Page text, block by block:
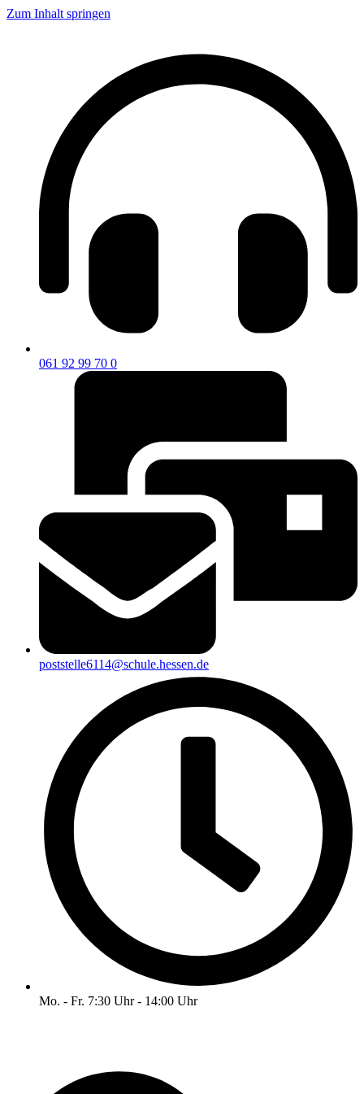
Zum Inhalt springen
061 92 99 70 0
poststelle6114@schule.hessen.de
Mo. - Fr. 7:30 Uhr - 14:00 Uhr